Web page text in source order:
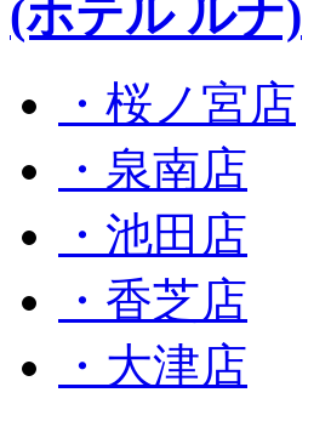
(ホテル ルナ)
・桜ノ宮店
・泉南店
・池田店
・香芝店
・大津店